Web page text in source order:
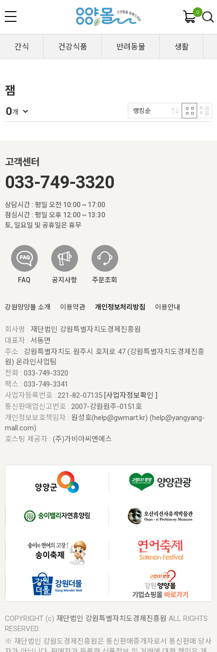
0
간식 건강식품 반려동물 생활
잼
0개 랭킹순
고객센터
033-749-3320
상담시간 : 평일 오전 10:00 ~ 17:00
점심시간 : 평일 오후 12:00 ~ 13:30
토, 일요일 및 공휴일은 휴무
FAQ 공지사항 주문조회
강원양양몰 소개 이용약관 개인정보처리방침 이용안내
회사명 : 재단법인 강원특별자치도경제진흥원
대표자 : 서동면
주소 : 강원특별자치도 원주시 호저로 47 (강원특별자치도경제진흥
원) 온라인사업팀
전화 : 033-749-3320
팩스 : 033-749-3341
사업자등록번호 : 221-82-07135 [사업자정보확인 ]
통신판매업신고번호 : 2007-강원원주-0151호
개인정보보호책임자 : 원성호(help@gwmart.kr) (help@yangyang-
mall.com)
호스팅 제공자 : (주)가비아씨엔에스
COPYRIGHT (c) 재단법인 강원특별자치도경제진흥원 ALL RIGHTS
RESERVED.
※ 재단법인 강원도경제진흥원은 통신판매중개자로서 통신판매 당사